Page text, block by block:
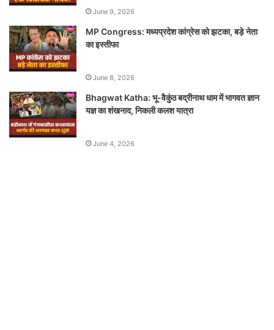
June 9, 2026
MP Congress: मध्यप्रदेश कांग्रेस को झटका, बड़े नेता
का इस्तीफा
June 8, 2026
Bhagwat Katha: भू-वैकुंठ बद्रीनाथ धाम में भागवत ज्ञान
यज्ञ का शंखनाद, निकली कलश यात्रा
June 4, 2026